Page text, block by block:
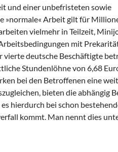
und einer unbefristeten sowie
»normale« Arbeit gilt für
vielmehr in Teilzeit,
mit
deutsche Beschäftigte
Stundenlöhne von 6,68
bei den Betroffenen eine
bieten die abhängig
hierdurch bei schon
kommt. Man nennt dies